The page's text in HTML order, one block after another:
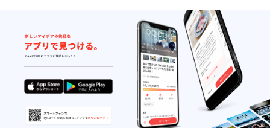
で手に
してい
ただけ
るのは
このリ
ターン
のみ
で、ク
ラウド
ファン
ディン
グ終了
ズ：着
丈
52.5cm
、身幅
43.2cm
、肩幅
33.6cm
、袖丈
74.3cm
※量産過
程によ
り多少
ターン
に、写
真に
写って
いるイ
ンナー
は含ま
れませ
ん。 縫
製の関
係によ
り、リ
ターン
せてい
ただき
ます。
※映像の
権利は
The
AMOが
所有し
ている
為、映
像を録
画した
り、他
お願い
しま
す。 撮
影の裏
側動画
とお礼
の動画
は合わ
せて３
分ほ
ど、"Gi
selle"動
画をご